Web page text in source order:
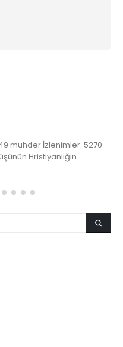
muhder İzlenimler: 5270
Hristiyanlığın...